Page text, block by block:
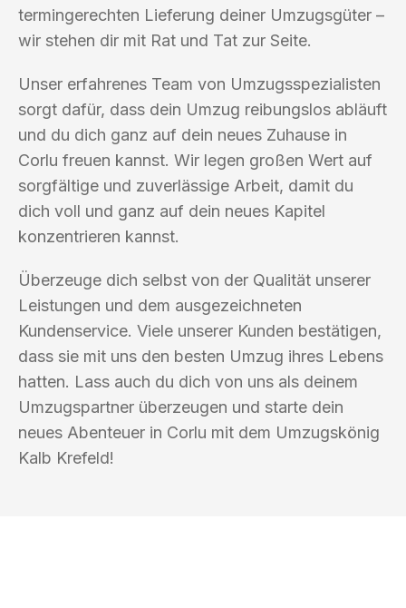
termingerechten Lieferung deiner Umzugsgüter –
wir stehen dir mit Rat und Tat zur Seite.
Unser erfahrenes Team von Umzugsspezialisten
sorgt dafür, dass dein Umzug reibungslos abläuft
und du dich ganz auf dein neues Zuhause in
Corlu freuen kannst. Wir legen großen Wert auf
sorgfältige und zuverlässige Arbeit, damit du
dich voll und ganz auf dein neues Kapitel
konzentrieren kannst.
Überzeuge dich selbst von der Qualität unserer
Leistungen und dem ausgezeichneten
Kundenservice. Viele unserer Kunden bestätigen,
dass sie mit uns den besten Umzug ihres Lebens
hatten. Lass auch du dich von uns als deinem
Umzugspartner überzeugen und starte dein
neues Abenteuer in Corlu mit dem Umzugskönig
Kalb Krefeld!